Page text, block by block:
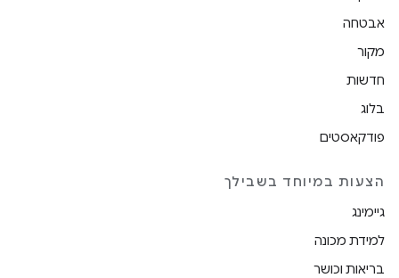
אבטחה
מקור
חדשות
בלוג
פודקאסטים
הצעות במיוחד בשבילך
גיימינג
למידת מכונה
בריאות וכושר